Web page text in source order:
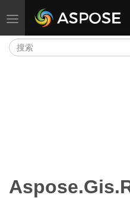
切换导航